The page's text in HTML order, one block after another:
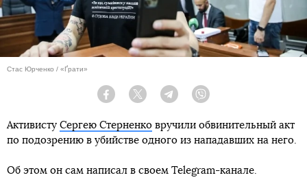
Стас Юрченко / «Ґрати»
Facebook Twitter Telegram
Активисту Сергею Стерненко вручили обвинительный акт
по подозрению в убийстве одного из нападавших на него.
Об этом он сам написал в своем Telegram-канале.